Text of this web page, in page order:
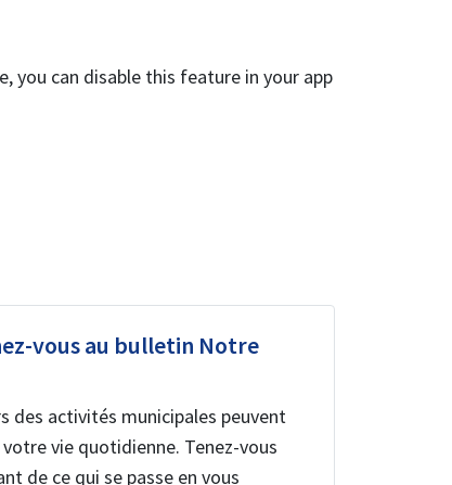
you can disable this feature in your app
vous au bulletin Notre
des activités municipales peuvent
vie quotidienne. Tenez-vous
de ce qui se passe en vous